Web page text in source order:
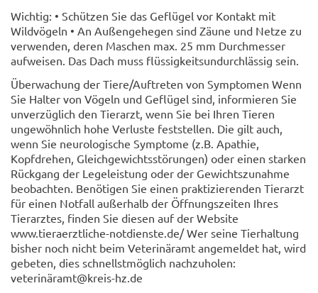
Wichtig: • Schützen Sie das Geflügel vor Kontakt mit
Wildvögeln • An Außengehegen sind Zäune und Netze zu
verwenden, deren Maschen max. 25 mm Durchmesser
aufweisen. Das Dach muss flüssigkeitsundurchlässig sein.
Überwachung der Tiere/Auftreten von Symptomen Wenn
Sie Halter von Vögeln und Geflügel sind, informieren Sie
unverzüglich den Tierarzt, wenn Sie bei Ihren Tieren
ungewöhnlich hohe Verluste feststellen. Die gilt auch,
wenn Sie neurologische Symptome (z.B. Apathie,
Kopfdrehen, Gleichgewichtsstörungen) oder einen starken
Rückgang der Legeleistung oder der Gewichtszunahme
beobachten. Benötigen Sie einen praktizierenden Tierarzt
für einen Notfall außerhalb der Öffnungszeiten Ihres
Tierarztes, finden Sie diesen auf der Website
www.tieraerztliche-notdienste.de/ Wer seine Tierhaltung
bisher noch nicht beim Veterinäramt angemeldet hat, wird
gebeten, dies schnellstmöglich nachzuholen:
veterinäramt@kreis-hz.de